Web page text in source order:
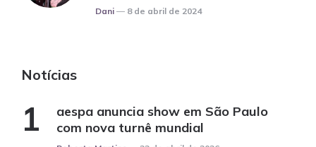
Posted
Dani 8 de abril de 2024
Notícias
aespa anuncia show em São Paulo
com nova turnê mundial